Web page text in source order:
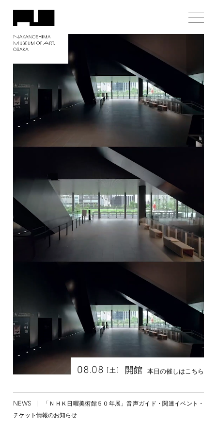
08.08 [土] 開館 本日の催しはこちら
NEWS
「ＮＨＫ日曜美術館５０年展」音声ガイド・関連イベント・
チケット情報のお知らせ